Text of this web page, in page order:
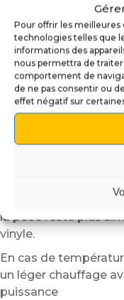
Pour offrir les meilleures
technologies telles que
informations des
nous permettra de
comportement de
de ne pas consentir ou
effet négatif sur
visuelle de votre
Installation
Avant l’installation,
soigneusement la
afin d’éliminer
Cette étape permet
et un rendu plus
Pour les versions
positionnez le panel
Grâce à la structure
la pose reste plus
vinyle.
En cas de
un léger chauffage
puissance